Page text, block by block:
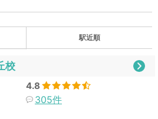
駅近順
校
4.8
305件